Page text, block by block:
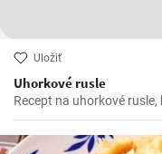
Uložiť
Uhorkové rusle
Recept na uhorkové